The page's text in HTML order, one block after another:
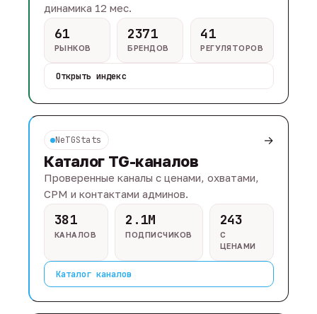
динамика 12 мес.
61
РЫНКОВ
2371
БРЕНДОВ
41
РЕГУЛЯТОРОВ
Открыть индекс
NeTGStats →
Каталог TG-каналов
Проверенные каналы с ценами, охватами,
CPM и контактами админов.
381
КАНАЛОВ
2.1M
ПОДПИСЧИКОВ
243
С
ЦЕНАМИ
Каталог каналов